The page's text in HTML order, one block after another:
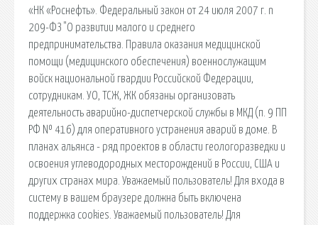
«НК «Роснефть». Федеральный закон от 24 июля 2007 г. n
209-ФЗ "О развитии малого и среднего
предпринимательства. Правила оказания медицинской
помощи (медицинского обеспечения) военнослужащим
войск национальной гвардии Российской Федерации,
сотрудникам. УО, ТСЖ, ЖК обязаны организовать
деятельность аварийно-диспетчерской службы в МКД (п. 9 ПП
РФ № 416) для оперативного устранения аварий в доме. В
планах альянса - ряд проектов в области геологоразведки и
освоения углеводородных месторождений в России, США и
других странах мира. Уважаемый пользователь! Для входа в
систему в вашем браузере должна быть включена
поддержка cookies. Уважаемый пользователь! Для